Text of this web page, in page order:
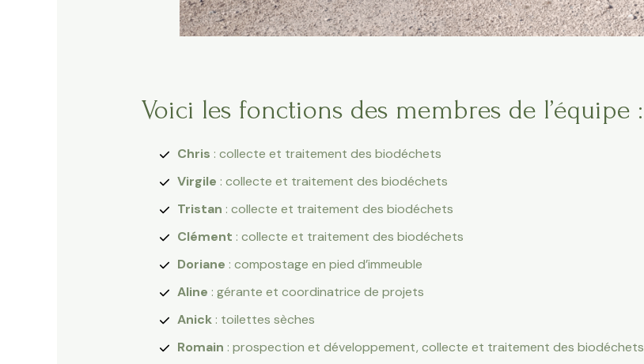
Voici les fonctions des membres de l’équipe :
Chris : collecte et traitement des biodéchets
Virgile : collecte et traitement des biodéchets
Tristan : collecte et traitement des biodéchets
Clément : collecte et traitement des biodéchets
Doriane : compostage en pied d’immeuble
Aline : gérante et coordinatrice de projets
Anick: toilettes sèches
Romain : prospection et développement, collecte et traitement des biodéchets